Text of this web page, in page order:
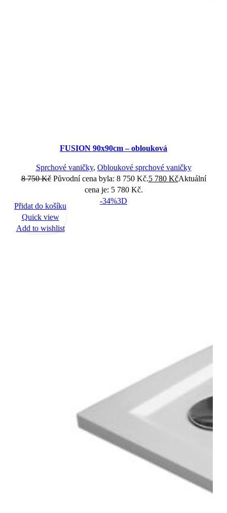
FUSION 90x90cm – oblouková
Sprchové vaničky, Obloukové sprchové vaničky
8 750Kč Původní cena byla: 8 750 Kč.5 780 KčAktuální
cena je: 5 780 Kč.
-34%3D
Přidat do košíku
Quick view
Add to wishlist